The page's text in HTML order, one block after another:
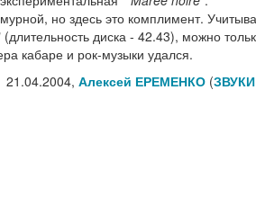
но здесь это комплимент.
диска - 42.43), можно
кабаре и рок-музыки удался.
21.04.2004, Алексей ЕРЕМЕНКО(